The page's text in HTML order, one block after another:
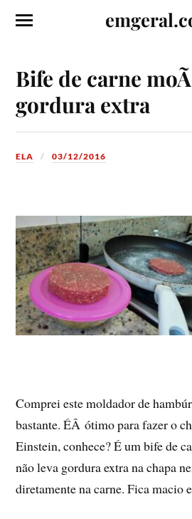
Bife de carne
gordura extra
ELA 03/12/2016
Comprei este moldador de
bastante. ÉÂ ótimo para fazer o
Einstein, conhece? É um bife de
não leva gordura extra na chapa
diretamente na carne. Fica macio